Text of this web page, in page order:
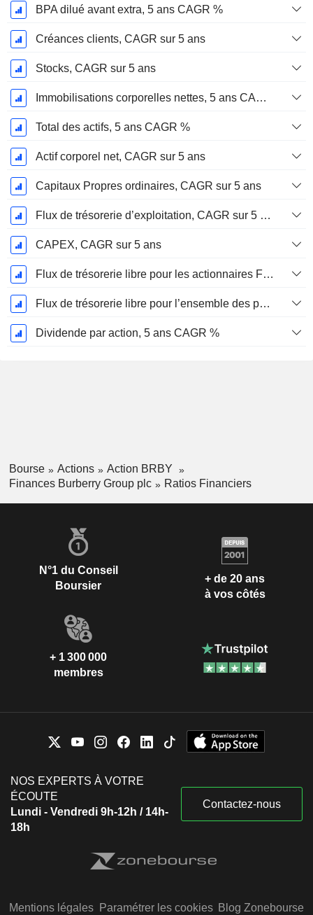
BPA dilué avant extra, 5 ans CAGR %
Créances clients, CAGR sur 5 ans
Stocks, CAGR sur 5 ans
Immobilisations corporelles nettes, 5 ans CAGR %
Total des actifs, 5 ans CAGR %
Actif corporel net, CAGR sur 5 ans
Capitaux Propres ordinaires, CAGR sur 5 ans
Flux de trésorerie d’exploitation, CAGR sur 5 ans
CAPEX, CAGR sur 5 ans
Flux de trésorerie libre pour les actionnaires FCFE, CAGR sur 5 ans
Flux de trésorerie libre pour l’ensemble des pourvoyeurs de fonds (créanciers et actionnaires) FCFF, CAGR sur 5 ans
Dividende par action, 5 ans CAGR %
Bourse Actions
Action BRBY
Finances Burberry Group plc
Ratios Financiers
N°1 du Conseil
Boursier
+ de 20 ans
à vos côtés
+ 1 300 000
membres
NOS EXPERTS À VOTRE
ÉCOUTE
Lundi - Vendredi 9h-12h / 14h-
18h
Contactez-nous
Mentions légales Paramétrer les cookies Blog Zonebourse